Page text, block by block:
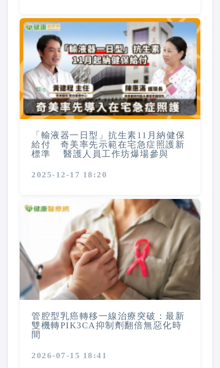
「輸液器一日型」抗生素11月納健保
給付 奇美率先示範在宅急症照護新
標準 醫護人員工作坊爆場參與
2025-12-17 18:20
管腔型乳癌轉移一線治療突破：最新
雙機轉PIK3CA抑制劑翻倍無惡化時
間
2026-07-15 18:41